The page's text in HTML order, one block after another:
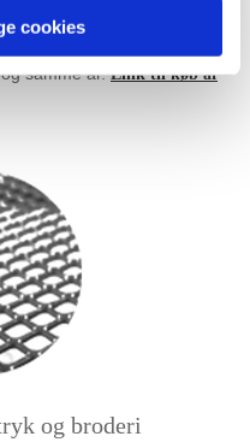
cookies
12 værker fra udstillingen
udgives ijubilæumsåret.
samme år.Link til køb af
og broderi